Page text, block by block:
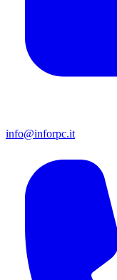
info@inforpc.it